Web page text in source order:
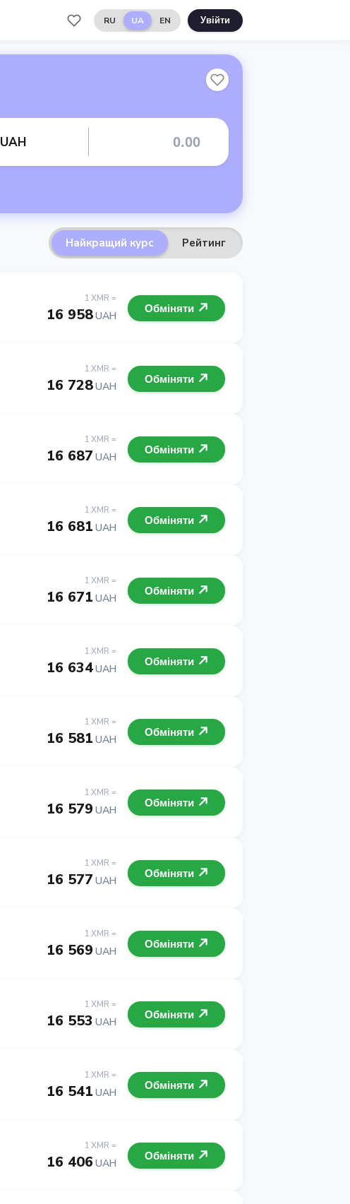
RU UA EN Увійти
Найкращий курс Рейтинг
1 XMR =
16 958UAH
Обміняти
1 XMR =
16 728UAH
Обміняти
1 XMR =
16 687 UAH
Обміняти
1 XMR =
16 681 UAH
Обміняти
1 XMR =
16 671 UAH
Обміняти
1 XMR =
16 634UAH
Обміняти
1 XMR =
16 581 UAH
Обміняти
1 XMR =
16 579 UAH
Обміняти
1 XMR =
16 577 UAH
Обміняти
1 XMR =
16 569 UAH
Обміняти
1 XMR =
16 553 UAH
Обміняти
1 XMR =
16 541 UAH
Обміняти
1 XMR =
16 406 UAH
Обміняти